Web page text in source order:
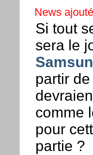
News
Si tout
sera le
partir
comme
pour
partie ?